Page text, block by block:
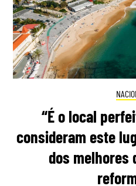
“É o local
consideram este
dos melhores